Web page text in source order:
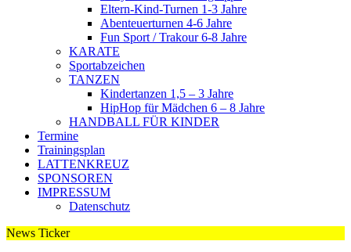
Eltern-Kind-Turnen 1-3 Jahre
Abenteuerturnen 4-6 Jahre
Fun Sport / Trakour 6-8 Jahre
KARATE
Sportabzeichen
TANZEN
Kindertanzen 1,5 – 3 Jahre
HipHop für Mädchen 6 – 8 Jahre
HANDBALL FÜR KINDER
Termine
Trainingsplan
LATTENKREUZ
SPONSOREN
IMPRESSUM
Datenschutz
News Ticker